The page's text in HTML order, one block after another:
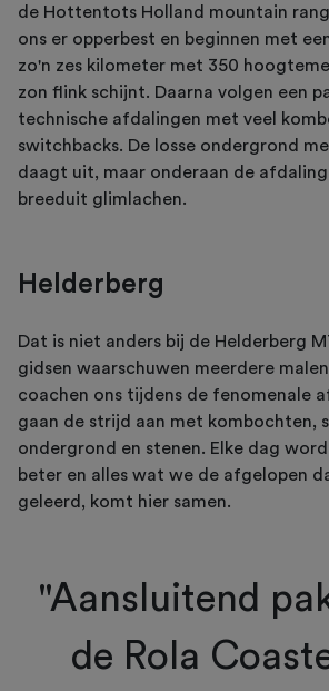
de Hottentots Holland mountain
ons er opperbest en beginnen met
zo'n zes kilometer met 350
zon flink schijnt. Daarna volgen een
technische afdalingen met veel
switchbacks. De losse ondergrond
daagt uit, maar onderaan de
breeduit glimlachen.
Helderberg
Dat is niet anders bij de Helderberg
gidsen waarschuwen meerdere
coachen ons tijdens de fenomenale
gaan de strijd aan met kombochten,
ondergrond en stenen. Elke dag
beter en alles wat we de afgelopen
geleerd, komt hier samen.
"Aansluitend
de Rola